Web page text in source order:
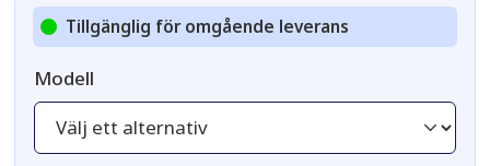
Tillgänglig för omgående leverans
Modell